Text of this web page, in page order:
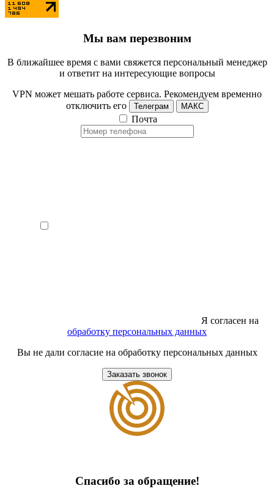
Мы вам перезвоним
В ближайшее время с вами свяжется персональный менеджер
и ответит на интересующие вопросы
VPN может мешать работе сервиса. Рекомендуем временно
отключить его
Телеграм МАКС
Почта
Я согласен на
обработку персональных данных
Вы не дали согласие на обработку персональных данных
Заказать звонок
Спасибо за обращение!